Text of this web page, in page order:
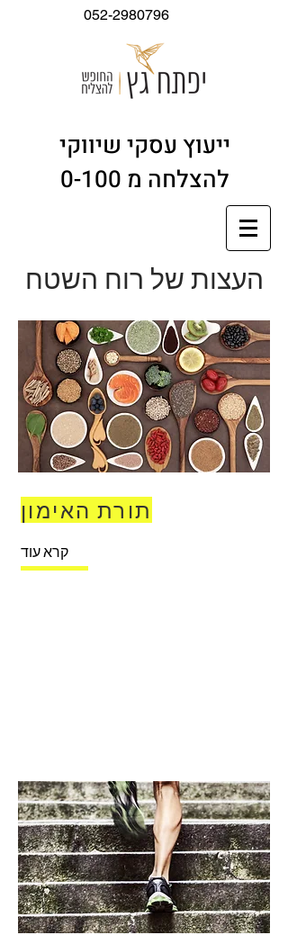
052-2980796
ייעוץ עסקי שיווקי
להצלחה מ 0-100
העצות של רוח השטח
תורת האימון
קרא עוד